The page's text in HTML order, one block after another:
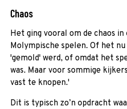
Chaos
Het ging vooral om de chaos
Molympische spelen. Of het
'gemold' werd, of omdat het
was. Maar voor sommige
vast te knopen.'
Dit is typisch zo’n opdracht